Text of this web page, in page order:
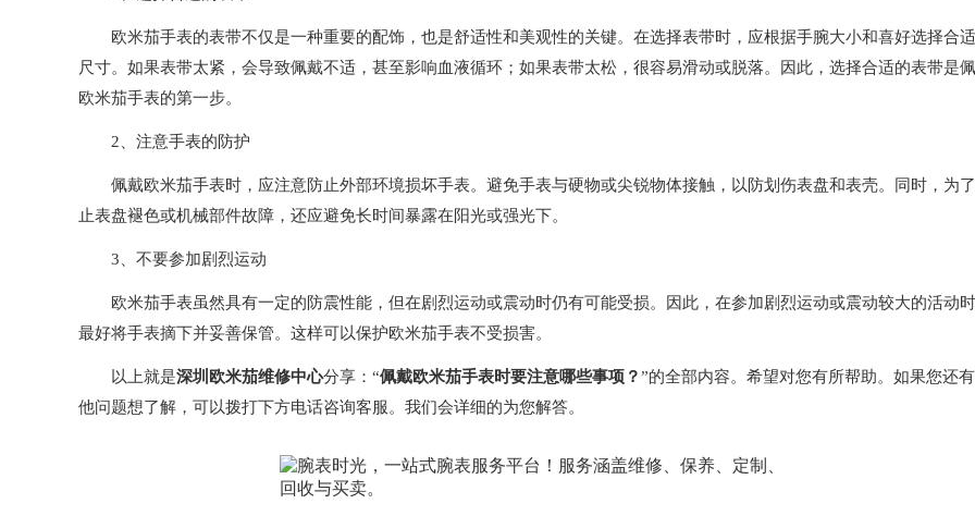
欧米茄手表的表带不仅是一种重要的配饰，也是舒适性和美观性的关键。在选择表带时，应根据手腕大小和喜好选择合
尺寸。如果表带太紧，会导致佩戴不适，甚至影响血液循环；如果表带太松，很容易滑动或脱落。因此，选择合适的表带是
欧米茄手表的第一步。
2、注意手表的防护
佩戴欧米茄手表时，应注意防止外部环境损坏手表。避免手表与硬物或尖锐物体接触，以防划伤表盘和表壳。同时，为
止表盘褪色或机械部件故障，还应避免长时间暴露在阳光或强光下。
3、不要参加剧烈运动
欧米茄手表虽然具有一定的防震性能，但在剧烈运动或震动时仍有可能受损。因此，在参加剧烈运动或震动较大的活动时
最好将手表摘下并妥善保管。这样可以保护欧米茄手表不受损害。
以上就是深圳欧米茄维修中心分享：“佩戴欧米茄手表时要注意哪些事项？”的全部内容。希望对您有所帮助。如果您还
他问题想了解，可以拨打下方电话咨询客服。我们会详细的为您解答。